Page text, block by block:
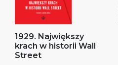
1929. Największy
krach w historii Wall
Street